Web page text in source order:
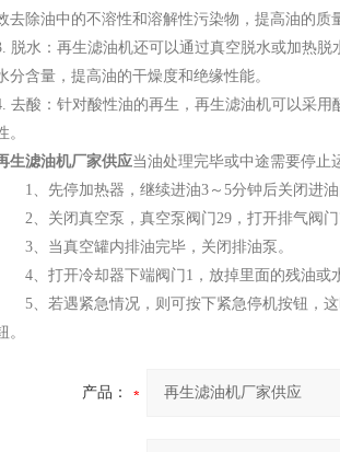
去除油中的不溶性和溶解性污染物，提高油的质
脱水：再生滤油机还可以通过真空脱水或加热
分含量，提高油的干燥度和绝缘性能。
去酸：针对酸性油的再生，再生滤油机可以采
。
生滤油机厂家供应当油处理完毕或中途需要停止
1、先停加热器，继续进油3～5分钟后关闭进油
2、关闭真空泵，真空泵阀门29，打开排气阀门
3、当真空罐内排油完毕，关闭排油泵。
4、打开冷却器下端阀门1，放掉里面的残油或
5、若遇紧急情况，则可按下紧急停机按钮，这
。
产品：